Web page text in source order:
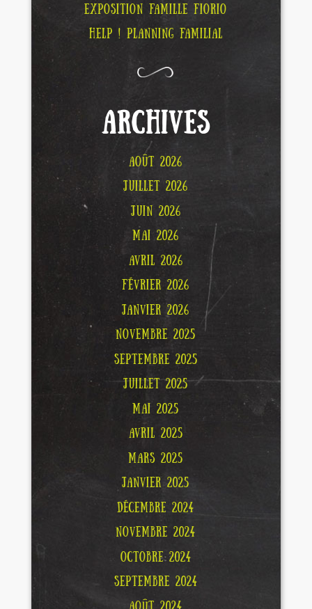
EXPOSITION FAMILLE FIORIO
HELP ! PLANNING FAMILIAL
ARCHIVES
AOÛT 2026
JUILLET 2026
JUIN 2026
MAI 2026
AVRIL 2026
FÉVRIER 2026
JANVIER 2026
NOVEMBRE 2025
SEPTEMBRE 2025
JUILLET 2025
MAI 2025
AVRIL 2025
MARS 2025
JANVIER 2025
DÉCEMBRE 2024
NOVEMBRE 2024
OCTOBRE 2024
SEPTEMBRE 2024